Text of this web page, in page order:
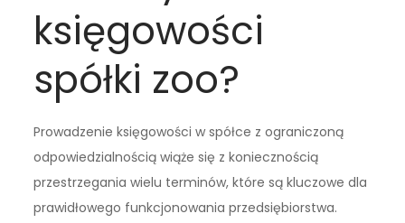
księgowości
spółki zoo?
Prowadzenie księgowości w spółce z ograniczoną
odpowiedzialnością wiąże się z koniecznością
przestrzegania wielu terminów, które są kluczowe dla
prawidłowego funkcjonowania przedsiębiorstwa.